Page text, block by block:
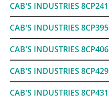
CAB'S INDUSTRIES 8CP241
CAB'S INDUSTRIES 8CP395
CAB'S INDUSTRIES 8CP406
CAB'S INDUSTRIES 8CP429
CAB'S INDUSTRIES 8CP431